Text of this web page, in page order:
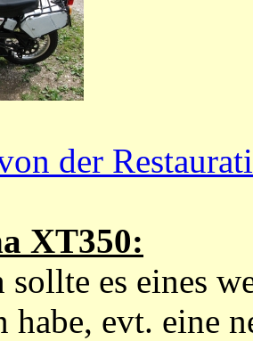
der
XT350:
es eines
habe, evt. eine